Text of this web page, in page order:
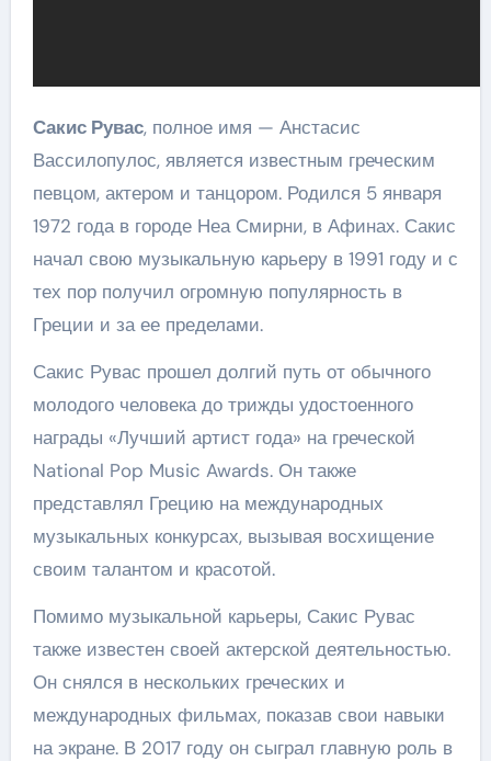
Сакис Рувас, полное имя — Анстасис
Вассилопулос, является известным греческим
певцом, актером и танцором. Родился 5 января
1972 года в городе Неа Смирни, в Афинах. Сакис
начал свою музыкальную карьеру в 1991 году и с
тех пор получил огромную популярность в
Греции и за ее пределами.
Сакис Рувас прошел долгий путь от обычного
молодого человека до трижды удостоенного
награды «Лучший артист года» на греческой
National Pop Music Awards. Он также
представлял Грецию на международных
музыкальных конкурсах, вызывая восхищение
своим талантом и красотой.
Помимо музыкальной карьеры, Сакис Рувас
также известен своей актерской деятельностью.
Он снялся в нескольких греческих и
международных фильмах, показав свои навыки
на экране. В 2017 году он сыграл главную роль в